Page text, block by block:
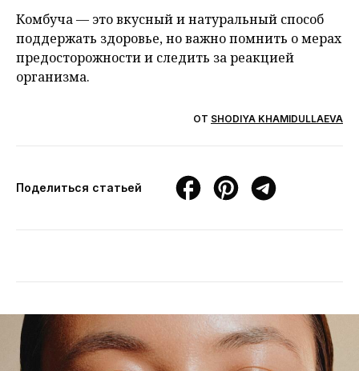
Комбуча — это вкусный и натуральный способ
поддержать здоровье, но важно помнить о мерах
предосторожности и следить за реакцией
организма.
ОТ SHODIYA KHAMIDULLAEVA
Поделиться статьей